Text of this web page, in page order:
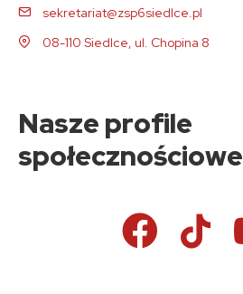
sekretariat@zsp6siedlce.pl
08-110 Siedlce, ul. Chopina 8
Nasze profile
społecznościowe